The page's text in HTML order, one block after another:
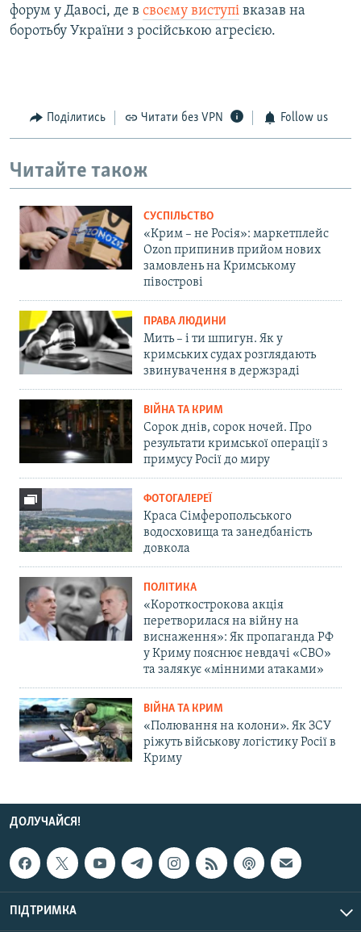
форум у Давосі, де в своєму виступі вказав на
боротьбу України з російською агресією.
Поділитись Читати без VPN Follow us
Читайте також
СУСПІЛЬСТВО
«Крим – не Росія»: маркетплейс
Ozon припинив прийом нових
замовлень на Кримському
півострові
ПРАВА ЛЮДИНИ
Мить – і ти шпигун. Як у
кримських судах розглядають
звинувачення в держзраді
ВІЙНА ТА КРИМ
Сорок днів, сорок ночей. Про
результати кримської операції з
примусу Росії до миру
ФОТОГАЛЕРЕЇ
Краса Сімферопольського
водосховища та занедбаність
довкола
ПОЛІТИКА
«Короткострокова акція
перетворилася на війну на
виснаження»: Як пропаганда РФ
у Криму пояснює невдачі «СВО»
та залякує «мінними атаками»
ВІЙНА ТА КРИМ
«Полювання на колони». Як ЗСУ
ріжуть військову логістику Росії в
Криму
ДОЛУЧАЙСЯ!
ПІДТРИМКА